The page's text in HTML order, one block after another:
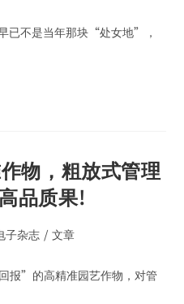
已不是当年那块“处女地”，
物，粗放式管理
品质果!
子杂志 / 文章
报”的高精准园艺作物，对管